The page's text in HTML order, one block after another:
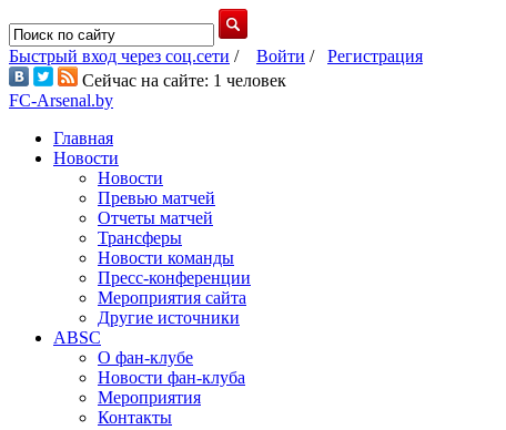
Быстрый вход через соц.сети / Войти / Регистрация
Сейчас на сайте: 1 человек
FC-Arsenal.by
Главная
Новости
Новости
Превью матчей
Отчеты матчей
Трансферы
Новости команды
Пресс-конференции
Мероприятия сайта
Другие источники
ABSC
О фан-клубе
Новости фан-клуба
Мероприятия
Контакты